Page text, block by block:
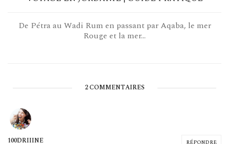
De Pétra au Wadi Rum en passant par Aqaba, le mer
Rouge et la mer...
2 COMMENTAIRES
100DRIIINE